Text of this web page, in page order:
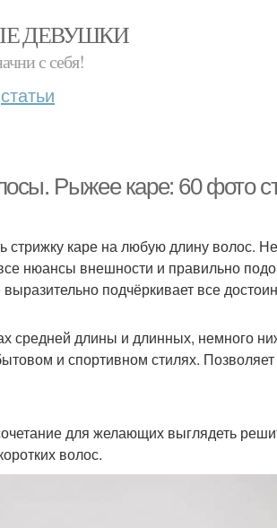
ДЕВУШКИ
с себя!
статьи
Рыжее каре: 60 фото
стрижку каре на любую длину волос.
нюансы внешности и правильно
подчёркивает все
средней длины и длинных, немного
и спортивном стилях. Позволяет
для желающих выглядеть
волос.